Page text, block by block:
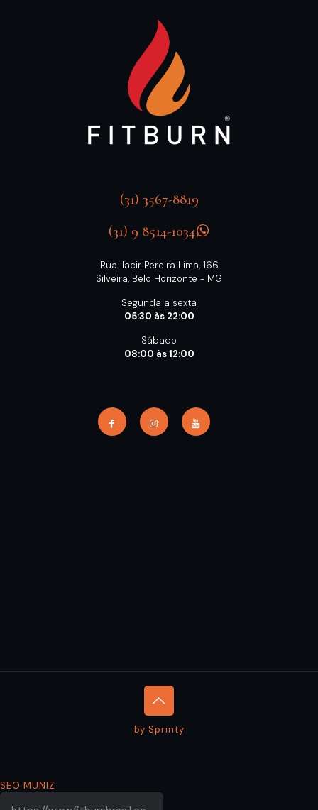
(31) 3567-8819
(31) 9 8514-1034
Rua Ilacir Pereira Lima, 166
Silveira, Belo Horizonte - MG
Segunda a sexta
05:30 às 22:00
Sábado
08:00 às 12:00
by Sprinty
SEO MUNIZ